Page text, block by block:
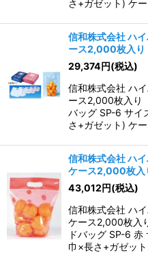
さ+ガゼット) ケ
信和株式会社 ハ
ース2,000枚入り
29,374円(税込)
信和株式会社 ハ
ース2,000枚入り
バッグ SP-6 サ
さ+ガゼット) ケ
信和株式会社 ハ
ケース2,000枚入
43,012円(税込)
信和株式会社 ハ
ケース2,000枚入
ドバッグ SP-6
巾×長さ+ガゼッ